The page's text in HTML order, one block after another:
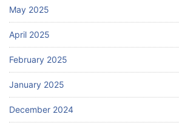
May 2025
April 2025
February 2025
January 2025
December 2024